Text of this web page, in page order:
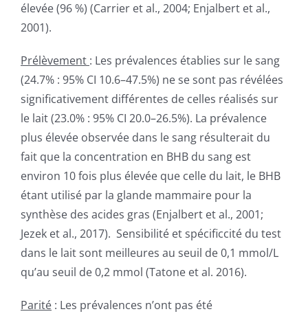
élevée (96 %) (Carrier et al., 2004; Enjalbert et al.,
2001).
Prélèvement : Les prévalences établies sur le sang
(24.7% : 95% CI 10.6–47.5%) ne se sont pas révélées
significativement différentes de celles réalisés sur
le lait (23.0% : 95% CI 20.0–26.5%). La prévalence
plus élevée observée dans le sang résulterait du
fait que la concentration en BHB du sang est
environ 10 fois plus élevée que celle du lait, le BHB
étant utilisé par la glande mammaire pour la
synthèse des acides gras (Enjalbert et al., 2001;
Jezek et al., 2017). Sensibilité et spécificcité du test
dans le lait sont meilleures au seuil de 0,1 mmol/L
qu’au seuil de 0,2 mmol (Tatone et al. 2016).
Parité: Les prévalences n’ont pas été